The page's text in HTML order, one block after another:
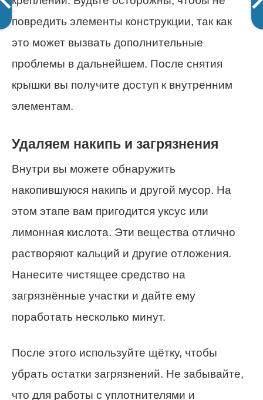
повредить элементы конструкции, так как
это может вызвать дополнительные
проблемы в дальнейшем. После снятия
крышки вы получите доступ к внутренним
элементам.
Удаляем накипь и загрязнения
Внутри вы можете обнаружить
накопившуюся накипь и другой мусор. На
этом этапе вам пригодится уксус или
лимонная кислота. Эти вещества отлично
растворяют кальций и другие отложения.
Нанесите чистящее средство на
загрязнённые участки и дайте ему
поработать несколько минут.
После этого используйте щётку, чтобы
убрать остатки загрязнений. Не забывайте,
что для работы с уплотнителями и